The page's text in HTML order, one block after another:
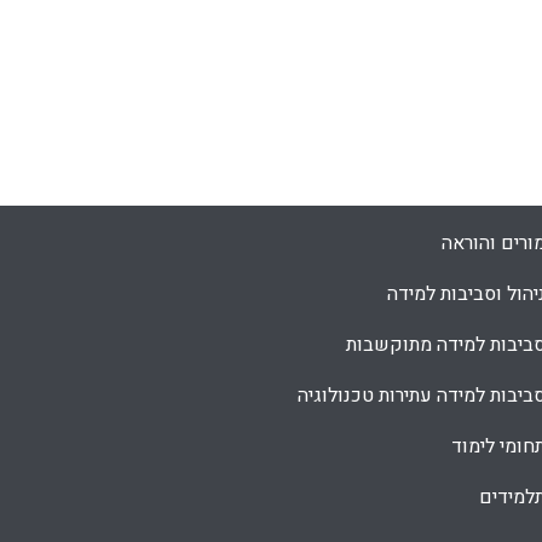
והוראה
וסביבות למידה
למידה מתוקשבות
למידה עתירות טכנולוגיה
לימוד